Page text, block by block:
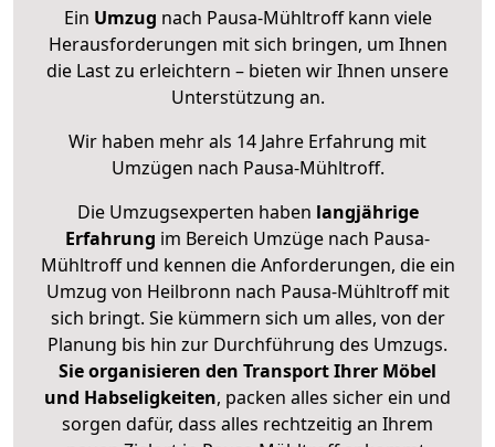
Ein Umzug nach Pausa-Mühltroff kann viele
Herausforderungen mit sich bringen, um Ihnen
die Last zu erleichtern – bieten wir Ihnen unsere
Unterstützung an.
Wir haben mehr als 14 Jahre Erfahrung mit
Umzügen nach Pausa-Mühltroff.
Die Umzugsexperten haben langjährige
Erfahrung im Bereich Umzüge nach Pausa-
Mühltroff und kennen die Anforderungen, die ein
Umzug von Heilbronn nach Pausa-Mühltroff mit
sich bringt. Sie kümmern sich um alles, von der
Planung bis hin zur Durchführung des Umzugs.
Sie organisieren den Transport Ihrer Möbel
und Habseligkeiten, packen alles sicher ein und
sorgen dafür, dass alles rechtzeitig an Ihrem